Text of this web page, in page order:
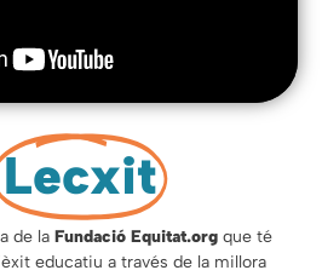
Lecxit
de la Fundació Equitat.org que té
educatiu a través de la millora